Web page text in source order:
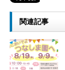
関連記事